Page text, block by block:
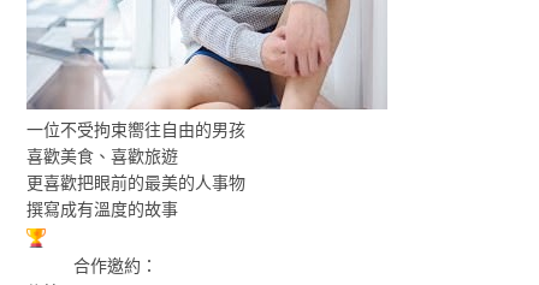
一位不受拘束嚮往自由的男孩
喜歡美食、喜歡旅遊
更喜歡把眼前的最美的人事物
撰寫成有溫度的故事
合作邀約：